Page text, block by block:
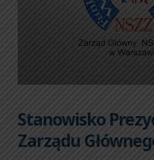
Stanowisko
Zarządu